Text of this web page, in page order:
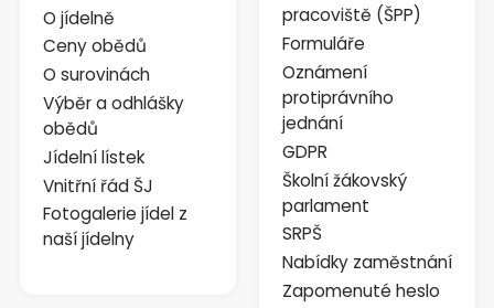
O jídelně
Ceny obědů
O surovinách
Výběr a odhlášky
obědů
Jídelní lístek
Vnitřní řád ŠJ
Fotogalerie jídel z
naší jídelny
pracoviště (ŠPP)
Formuláře
Oznámení
protiprávního
jednání
GDPR
Školní žákovský
parlament
SRPŠ
Nabídky zaměstnání
Zapomenuté heslo